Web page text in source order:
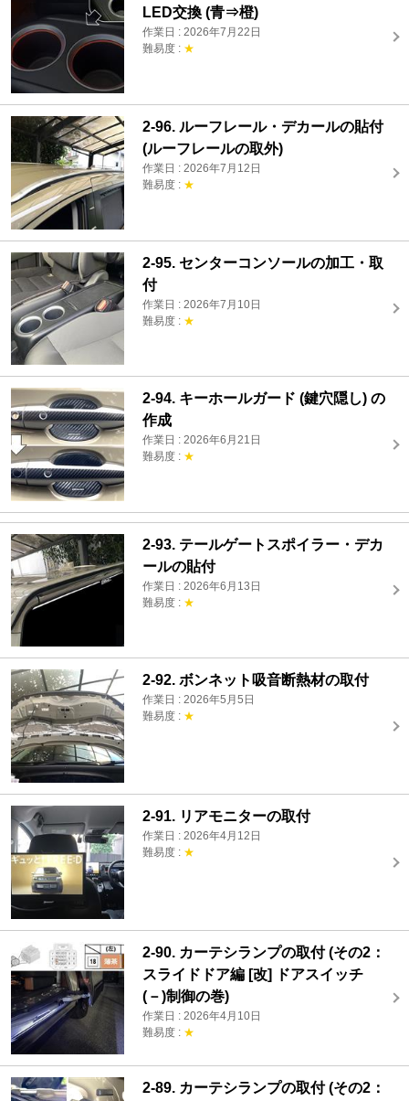
LED交換 (青⇒橙)
作業日 : 2026年7月22日
難易度 : ★
2-96. ルーフレール・デカールの貼付
(ルーフレールの取外)
作業日 : 2026年7月12日
難易度 : ★
2-95. センターコンソールの加工・取
付
作業日 : 2026年7月10日
難易度 : ★
2-94. キーホールガード (鍵穴隠し) の
作成
作業日 : 2026年6月21日
難易度 : ★
2-93. テールゲートスポイラー・デカ
ールの貼付
作業日 : 2026年6月13日
難易度 : ★
2-92. ボンネット吸音断熱材の取付
作業日 : 2026年5月5日
難易度 : ★
2-91. リアモニターの取付
作業日 : 2026年4月12日
難易度 : ★
2-90. カーテシランプの取付 (その2：
スライドドア編 [改] ドアスイッチ
(－)制御の巻)
作業日 : 2026年4月10日
難易度 : ★
2-89. カーテシランプの取付 (その2：